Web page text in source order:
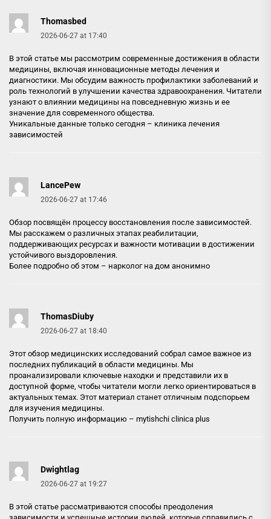
Thomasbed
2026-06-27 at 17:40
В этой статье мы рассмотрим современные достижения в области
медицины, включая инновационные методы лечения и
диагностики. Мы обсудим важность профилактики заболеваний и
роль технологий в улучшении качества здравоохранения. Читатели
узнают о влиянии медицины на повседневную жизнь и ее
значение для современного общества.
Уникальные данные только сегодня – клиника лечения
зависимостей
LancePew
2026-06-27 at 17:46
Обзор посвящён процессу восстановления после зависимостей.
Мы расскажем о различных этапах реабилитации,
поддерживающих ресурсах и важности мотивации в достижении
устойчивого выздоровления.
Более подробно об этом – нарколог на дом анонимно
ThomasDiuby
2026-06-27 at 18:40
Этот обзор медицинских исследований собрал самое важное из
последних публикаций в области медицины. Мы
проанализировали ключевые находки и представили их в
доступной форме, чтобы читатели могли легко ориентироваться в
актуальных темах. Этот материал станет отличным подспорьем
для изучения медицины.
Получить полную информацию – mytishchi clinica plus
Dwightlag
2026-06-27 at 19:27
В этой статье рассматриваются способы преодоления